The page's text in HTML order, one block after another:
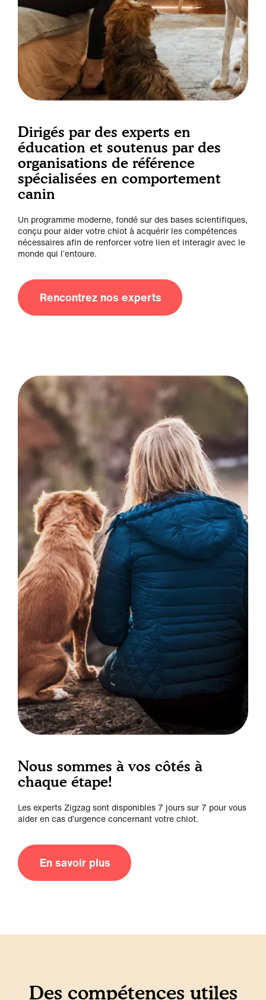
Dirigés par des experts en
éducation et soutenus par des
organisations de référence
spécialisées en comportement
canin
Un programme moderne, fondé sur des bases scientifiques,
conçu pour aider votre chiot à acquérir les compétences
nécessaires afin de renforcer votre lien et interagir avec le
monde qui l’entoure.
Rencontrez nos experts
Nous sommes à vos côtés à
chaque étape!
Les experts Zigzag sont disponibles 7 jours sur 7 pour vous
aider en cas d’urgence concernant votre chiot.
En savoir plus
Des compétences utiles